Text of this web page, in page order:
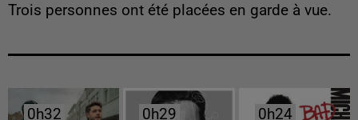
Trois personnes ont été placées en garde à vue.
0h32
0h32 0h29
0h29 0h24
0h24